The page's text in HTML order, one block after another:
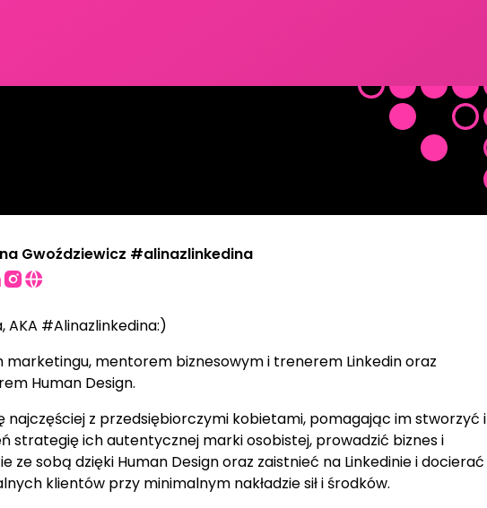
Gwoździewicz #alinazlinkedina
AKA #Alinazlinkedina:)
mentorem biznesowym i trenerem Linkedin oraz
Human Design.
najczęściej z przedsiębiorczymi kobietami, pomagając im stworzyć i
strategię ich autentycznej marki osobistej, prowadzić biznes i
ze sobą dzięki Human Design oraz zaistnieć na Linkedinie i docierać
klientów przy minimalnym nakładzie sił i środków.